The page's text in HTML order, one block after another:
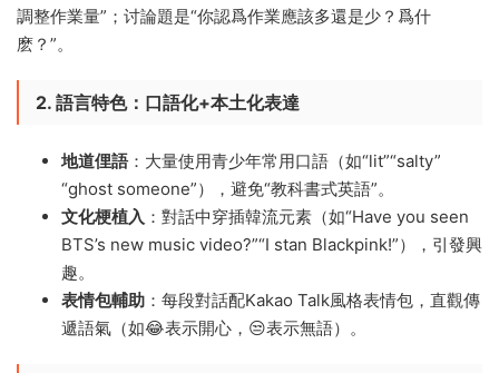
調整作業量”；讨論題是“你認爲作業應該多還是少？爲什
麽？”。
2. 語言特色：口語化+本土化表達
地道俚語：大量使用青少年常用口語（如“lit”“salty”
“ghost someone”），避免“教科書式英語”。
文化梗植入 ：對話中穿插韓流元素（如“Have you seen
BTS’s new music video?”“I stan Blackpink!”），引發興
趣。
表情包輔助 ：每段對話配Kakao Talk風格表情包，直觀傳
遞語氣（如😂表示開心，😒表示無語）。